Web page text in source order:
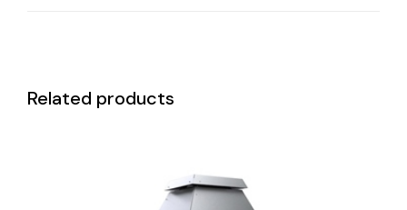
Related products